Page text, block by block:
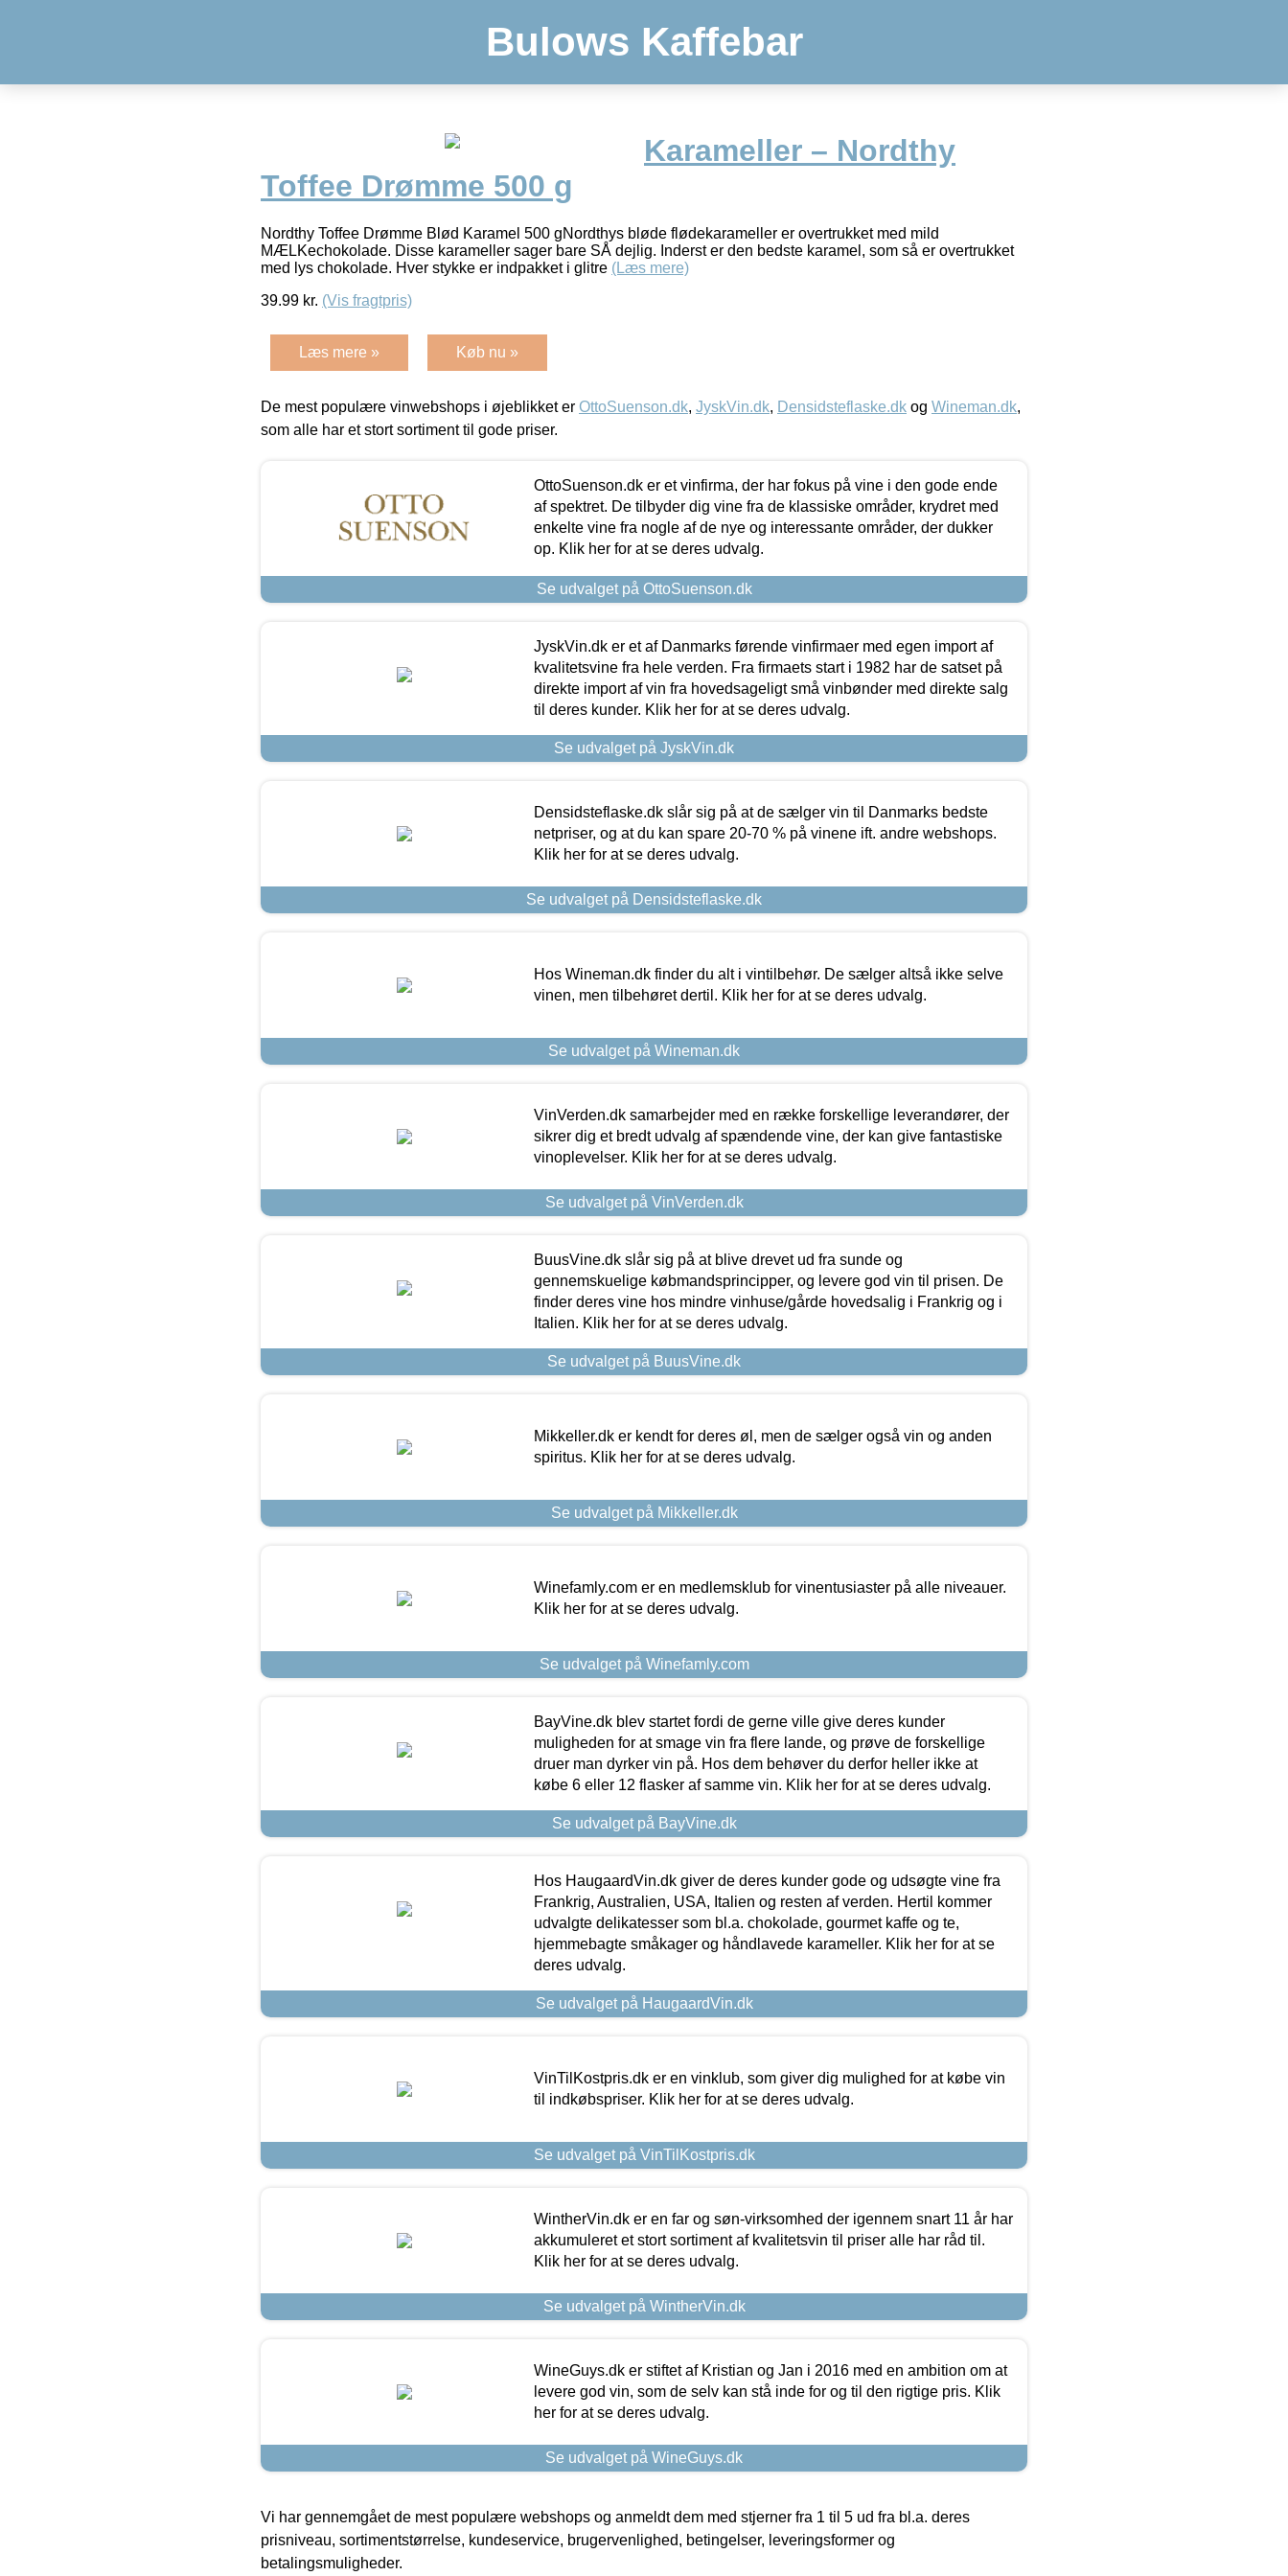
Bulows Kaffebar
Karameller – Nordthy
Toffee Drømme 500 g
Nordthy Toffee Drømme Blød Karamel 500 gNordthys bløde flødekarameller er overtrukket med mild
MÆLKechokolade. Disse karameller sager bare SÅ dejlig. Inderst er den bedste karamel, som så er overtrukket
med lys chokolade. Hver stykke er indpakket i glitre (Læs mere)
39.99 kr. (Vis fragtpris)
Læs mere » Køb nu »
De mest populære vinwebshops i øjeblikket er OttoSuenson.dk, JyskVin.dk, Densidsteflaske.dk og Wineman.dk,
som alle har et stort sortiment til gode priser.
OttoSuenson.dk er et vinfirma, der har fokus på vine i den gode ende
af spektret. De tilbyder dig vine fra de klassiske områder, krydret med
enkelte vine fra nogle af de nye og interessante områder, der dukker
op. Klik her for at se deres udvalg.
Se udvalget på OttoSuenson.dk
JyskVin.dk er et af Danmarks førende vinfirmaer med egen import af
kvalitetsvine fra hele verden. Fra firmaets start i 1982 har de satset på
direkte import af vin fra hovedsageligt små vinbønder med direkte salg
til deres kunder. Klik her for at se deres udvalg.
Se udvalget på JyskVin.dk
Densidsteflaske.dk slår sig på at de sælger vin til Danmarks bedste
netpriser, og at du kan spare 20-70 % på vinene ift. andre webshops.
Klik her for at se deres udvalg.
Se udvalget på Densidsteflaske.dk
Hos Wineman.dk finder du alt i vintilbehør. De sælger altså ikke selve
vinen, men tilbehøret dertil. Klik her for at se deres udvalg.
Se udvalget på Wineman.dk
VinVerden.dk samarbejder med en række forskellige leverandører, der
sikrer dig et bredt udvalg af spændende vine, der kan give fantastiske
vinoplevelser. Klik her for at se deres udvalg.
Se udvalget på VinVerden.dk
BuusVine.dk slår sig på at blive drevet ud fra sunde og
gennemskuelige købmandsprincipper, og levere god vin til prisen. De
finder deres vine hos mindre vinhuse/gårde hovedsalig i Frankrig og i
Italien. Klik her for at se deres udvalg.
Se udvalget på BuusVine.dk
Mikkeller.dk er kendt for deres øl, men de sælger også vin og anden
spiritus. Klik her for at se deres udvalg.
Se udvalget på Mikkeller.dk
Winefamly.com er en medlemsklub for vinentusiaster på alle niveauer.
Klik her for at se deres udvalg.
Se udvalget på Winefamly.com
BayVine.dk blev startet fordi de gerne ville give deres kunder
muligheden for at smage vin fra flere lande, og prøve de forskellige
druer man dyrker vin på. Hos dem behøver du derfor heller ikke at
købe 6 eller 12 flasker af samme vin. Klik her for at se deres udvalg.
Se udvalget på BayVine.dk
Hos HaugaardVin.dk giver de deres kunder gode og udsøgte vine fra
Frankrig, Australien, USA, Italien og resten af verden. Hertil kommer
udvalgte delikatesser som bl.a. chokolade, gourmet kaffe og te,
hjemmebagte småkager og håndlavede karameller. Klik her for at se
deres udvalg.
Se udvalget på HaugaardVin.dk
VinTilKostpris.dk er en vinklub, som giver dig mulighed for at købe vin
til indkøbspriser. Klik her for at se deres udvalg.
Se udvalget på VinTilKostpris.dk
WintherVin.dk er en far og søn-virksomhed der igennem snart 11 år har
akkumuleret et stort sortiment af kvalitetsvin til priser alle har råd til.
Klik her for at se deres udvalg.
Se udvalget på WintherVin.dk
WineGuys.dk er stiftet af Kristian og Jan i 2016 med en ambition om at
levere god vin, som de selv kan stå inde for og til den rigtige pris. Klik
her for at se deres udvalg.
Se udvalget på WineGuys.dk
Vi har gennemgået de mest populære webshops og anmeldt dem med stjerner fra 1 til 5 ud fra bl.a. deres
prisniveau, sortimentstørrelse, kundeservice, brugervenlighed, betingelser, leveringsformer og
betalingsmuligheder.